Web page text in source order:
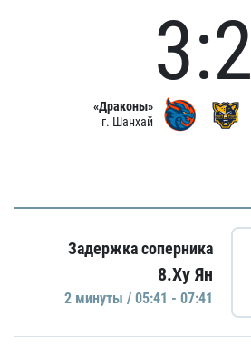
«Драконы»
г. Шанхай
3:2
Задержка соперника
8.Ху Ян
2 минуты / 05:41 - 07:41